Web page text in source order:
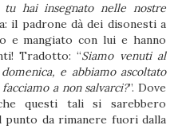
hai insegnato nelle nostre
il padrone dà dei disonesti a
e mangiato con lui e hanno
Tradotto: “Siamo venuti al
e abbiamo ascoltato
a non salvarci?”. Dove
questi tali si sarebbero
punto da rimanere fuori dalla